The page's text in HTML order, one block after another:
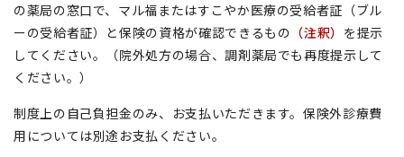
の薬局の窓口で、マル福またはすこやか医療の受給者証（ブル
ーの受給者証）と保険の資格が確認できるもの （注釈） を提示
してください。（院外処方の場合、調剤薬局でも再度提示して
ください。）
制度上の自己負担金のみ、お支払いただきます。保険外診療費
用については別途お支払ください。